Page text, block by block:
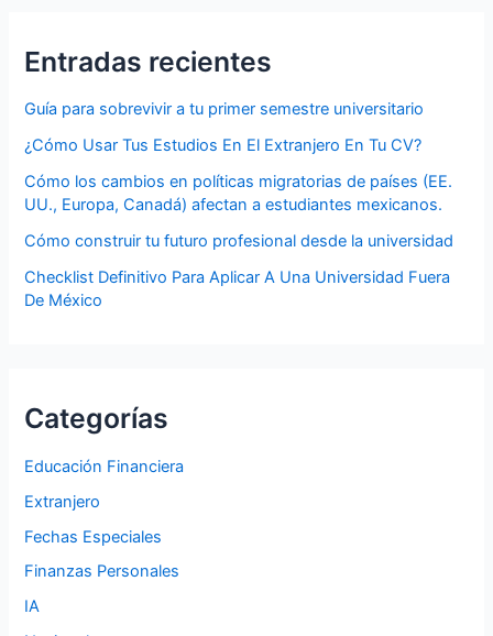
Entradas recientes
Guía para sobrevivir a tu primer semestre universitario
¿Cómo Usar Tus Estudios En El Extranjero En Tu CV?
Cómo los cambios en políticas migratorias de países (EE.
UU., Europa, Canadá) afectan a estudiantes mexicanos.
Cómo construir tu futuro profesional desde la universidad
Checklist Definitivo Para Aplicar A Una Universidad Fuera
De México
Categorías
Educación Financiera
Extranjero
Fechas Especiales
Finanzas Personales
IA